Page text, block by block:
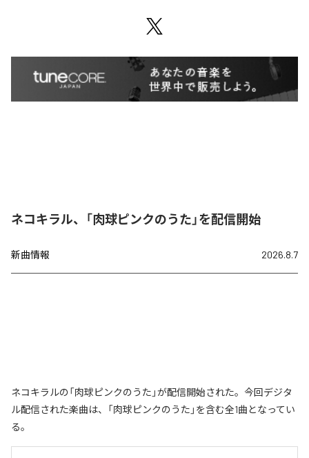
ネコキラル、「肉球ピンクのうた」を配信開始
新曲情報 2026.8.7
ネコキラルの「肉球ピンクのうた」が配信開始された。今回デジタ
ル配信された楽曲は、「肉球ピンクのうた」を含む全1曲となってい
る。